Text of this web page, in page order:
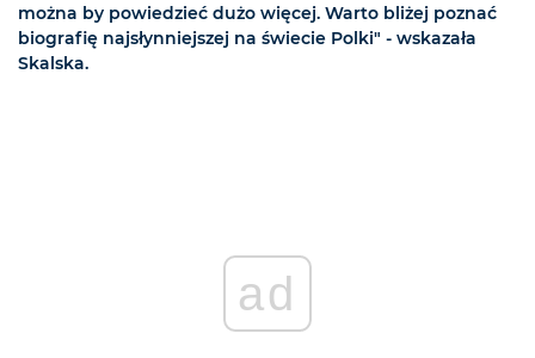
można by powiedzieć dużo więcej. Warto bliżej poznać
biografię najsłynniejszej na świecie Polki" - wskazała
Skalska.
ad